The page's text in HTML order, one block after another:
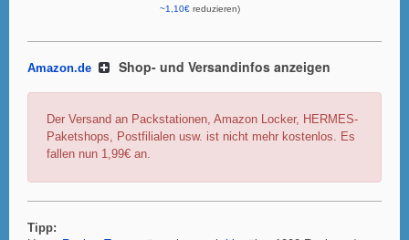
~1,10€ reduzieren)
Amazon.de Shop- und Versandinfos anzeigen
Der Versand an Packstationen, Amazon Locker, HERMES-
Paketshops, Postfilialen usw. ist nicht mehr kostenlos. Es
fallen nun 1,99€ an.
Tipp: